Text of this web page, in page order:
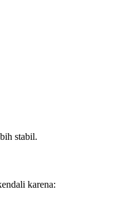
stabil.
karena: